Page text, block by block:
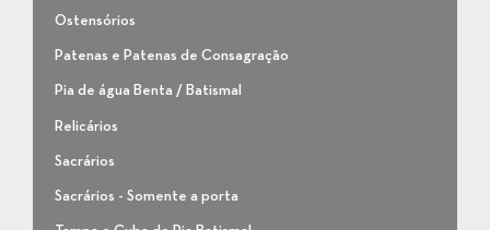
Ostensórios
Patenas e Patenas de Consagração
Pia de água Benta / Batismal
Relicários
Sacrários
Sacrários - Somente a porta